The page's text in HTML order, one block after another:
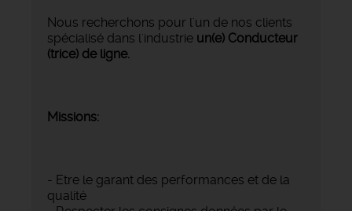
Nous recherchons pour l'un de nos clients
spécialisé dans l'industrie un(e) Conducteur
(trice) de ligne.
Missions:
- Etre le garant des performances et de la
qualité